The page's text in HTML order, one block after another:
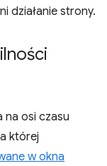
działanie strony.
na osi czasu
której
w okna